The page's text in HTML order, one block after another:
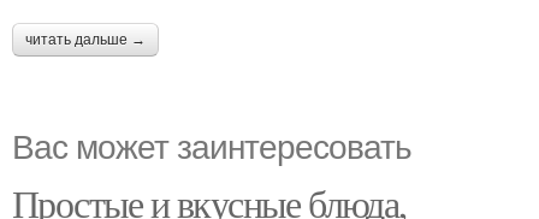
читать дальше →
Вас может заинтересовать
Простые и вкусные блюда,